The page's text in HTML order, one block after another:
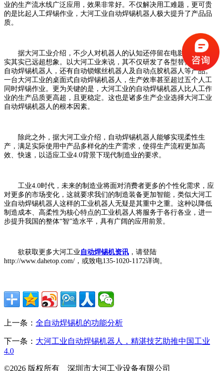
业的生产流水线广泛应用，效果非常好。不仅解决用工难题，更可贵
的是比起人工焊锡作业，大河工业自动焊锡机器人极大提升了产品品
质。
据大河工业介绍，不少人对机器人的认知还停留在电影中，但现
实其实已远超想象。以大河工业来说，其不仅研发了各型替代人工的
自动焊锡机器人，还有自动锁螺丝机器人及自动点胶机器人等产品。
一台大河工业的桌面式自动焊锡机器人，生产效率甚至超过五个人工
同时焊锡作业。更为关键的是，大河工业的自动焊锡机器人比人工作
业的生产品质更高超，且更稳定。这也是诸多生产企业选择大河工业
自动焊锡机器人的根本因素。
除此之外，据大河工业介绍，自动焊锡机器人能够实现柔性生
产，满足实际使用中产品多样化的生产需求，使得生产流程更加高
效、快速，以适应工业4.0背景下现代制造业的要求。
工业4.0时代，未来的制造业将面对消费者更多的个性化需求，应
对更多的市场变化，这就要求我们的制造装备更加智能，类似大河工
业自动焊锡机器人这样的工业机器人无疑是其重中之重。这种以降低
制造成本、高柔性为核心特点的工业机器人将服务于各行各业，进一
步提升我国的整体“智”造水平，具有广阔的应用前景。
欲获取更多大河工业 自动焊锡机资讯 ，请登陆
http://www.dahetop.com/，或致电135-1020-1172详询。
上一条： 全自动焊锡机的功能分析
下一条： 大河工业自动焊锡机器人，精湛技艺助推中国工业
4.0
©2026 版权所有 深圳市大河工业设备有限公司